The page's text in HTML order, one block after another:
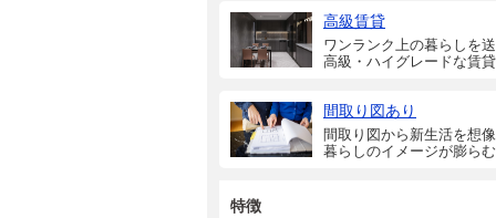
高級賃貸
ワンランク上の暮らしを
高級・ハイグレードな賃
間取り図あり
間取り図から新生活を想
暮らしのイメージが膨ら
特徴